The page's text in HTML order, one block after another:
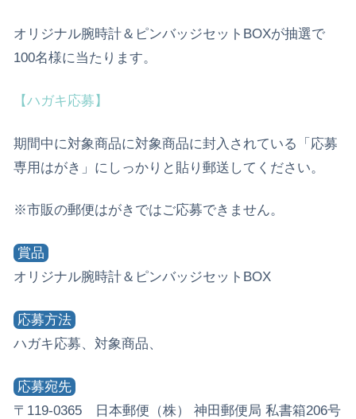
オリジナル腕時計＆ピンバッジセットBOXが抽選で
100名様に当たります。
【ハガキ応募】
期間中に対象商品に対象商品に封入されている「応募
専用はがき」にしっかりと貼り郵送してください。
※市販の郵便はがきではご応募できません。
賞品
オリジナル腕時計＆ピンバッジセットBOX
応募方法
ハガキ応募、対象商品、
応募宛先
〒119-0365 日本郵便（株） 神田郵便局 私書箱206号